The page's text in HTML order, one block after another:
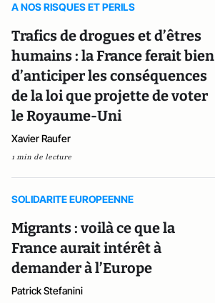
A NOS RISQUES ET PERILS
Trafics de drogues et d’êtres
humains : la France ferait bien
d’anticiper les conséquences
de la loi que projette de voter
le Royaume-Uni
Xavier Raufer
1 min de lecture
SOLIDARITE EUROPEENNE
Migrants : voilà ce que la
France aurait intérêt à
demander à l’Europe
Patrick Stefanini